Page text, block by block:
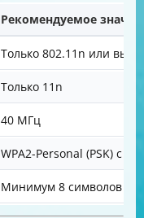
Рекомендуемое
Только 802.11n или выше
Только 11n
40 МГц
WPA2-Personal (PSK) с
Минимум 8 символов